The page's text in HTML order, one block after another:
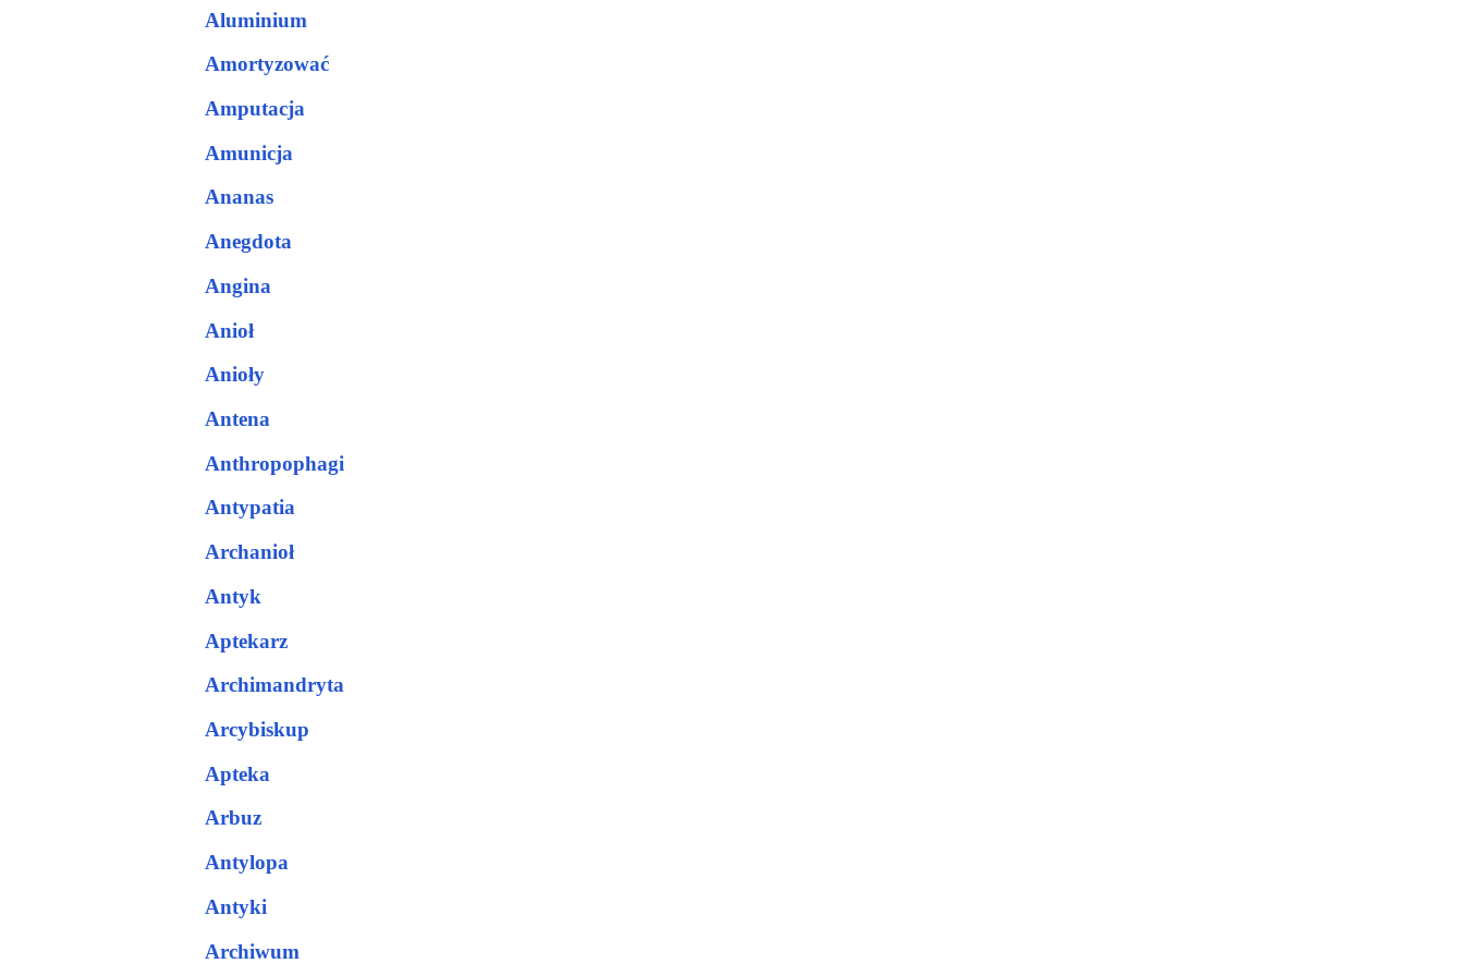
Aluminium
Amortyzować
Amputacja
Amunicja
Ananas
Anegdota
Angina
Anioł
Anioły
Antena
Anthropophagi
Antypatia
Archanioł
Antyk
Aptekarz
Archimandryta
Arcybiskup
Apteka
Arbuz
Antylopa
Antyki
Archiwum